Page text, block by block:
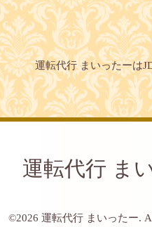
運転代行 まいったーは
運転代行 ま
©2026 運転代行 まいったー.